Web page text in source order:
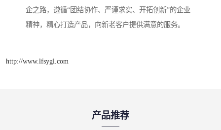
企之路，遵循“团结协作、严谨求实、开拓创新”的企业
精神，精心打造产品，向新老客户提供满意的服务。
http://www.lfsygl.com
产品推荐